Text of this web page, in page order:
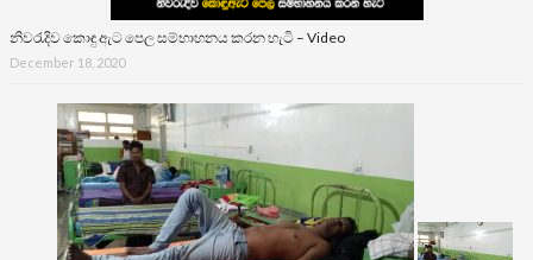
නිවරැදිව කොඳු ඇට පෙල සම්භාහනය කරන හැටි – Video
December 18, 2020